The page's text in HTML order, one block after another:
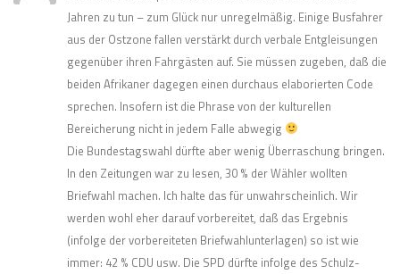
Jahren zu tun – zum Glück nur unregelmäßig. Einige Busfahrer
aus der Ostzone fallen verstärkt durch verbale Entgleisungen
gegenüber ihren Fahrgästen auf. Sie müssen zugeben, daß die
beiden Afrikaner dagegen einen durchaus elaborierten Code
sprechen. Insofern ist die Phrase von der kulturellen
Bereicherung nicht in jedem Falle abwegig
Die Bundestagswahl dürfte aber wenig Überraschung bringen.
In den Zeitungen war zu lesen, 30 % der Wähler wollten
Briefwahl machen. Ich halte das für unwahrscheinlich. Wir
werden wohl eher darauf vorbereitet, daß das Ergebnis
(infolge der vorbereiteten Briefwahlunterlagen) so ist wie
immer: 42 % CDU usw. Die SPD dürfte infolge des Schulz-